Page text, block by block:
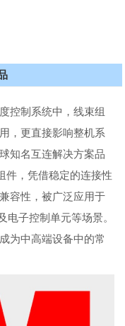
控制系统中，线束组
，更直接影响整机系
知名互连解决方案品
件，凭借稳定的连接性
容性，被广泛应用于
子控制单元等场景。
为中高端设备中的常